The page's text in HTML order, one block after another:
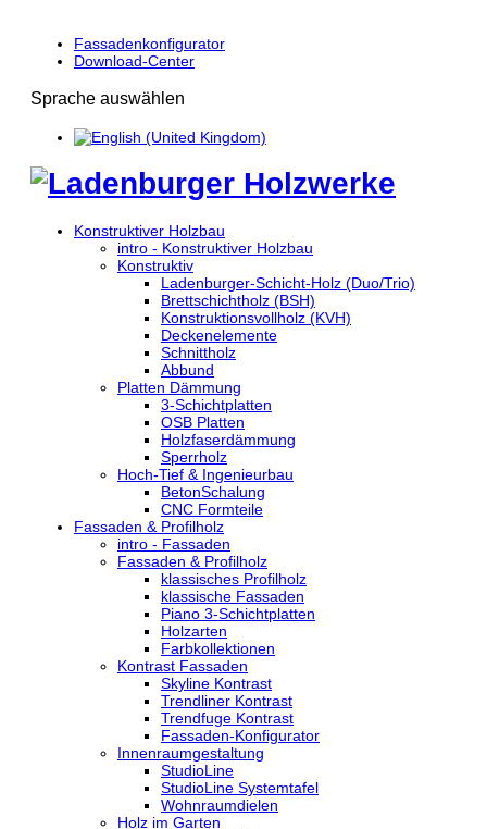
Fassadenkonfigurator
Download-Center
Sprache auswählen
Konstruktiver Holzbau
intro - Konstruktiver Holzbau
Konstruktiv
Ladenburger-Schicht-Holz (Duo/Trio)
Brettschichtholz (BSH)
Konstruktionsvollholz (KVH)
Deckenelemente
Schnittholz
Abbund
Platten Dämmung
3-Schichtplatten
OSB Platten
Holzfaserdämmung
Sperrholz
Hoch-Tief & Ingenieurbau
BetonSchalung
CNC Formteile
Fassaden & Profilholz
intro - Fassaden
Fassaden & Profilholz
klassisches Profilholz
klassische Fassaden
Piano 3-Schichtplatten
Holzarten
Farbkollektionen
Kontrast Fassaden
Skyline Kontrast
Trendliner Kontrast
Trendfuge Kontrast
Fassaden-Konfigurator
Innenraumgestaltung
StudioLine
StudioLine Systemtafel
Wohnraumdielen
Holz im Garten